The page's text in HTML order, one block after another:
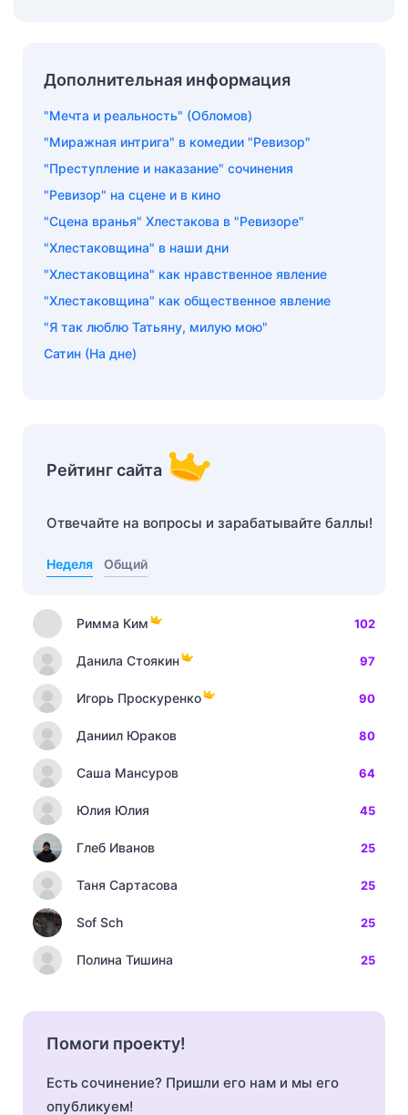
Дополнительная информация
"Мечта и реальность" (Обломов)
"Миражная интрига" в комедии "Ревизор"
"Преступление и наказание" сочинения
"Ревизор" на сцене и в кино
"Сцена вранья" Хлестакова в "Ревизоре"
"Хлестаковщина" в наши дни
"Хлестаковщина" как нравственное явление
"Хлестаковщина" как общественное явление
"Я так люблю Татьяну, милую мою"
Cатин (На дне)
Рейтинг сайта
Отвечайте на вопросы и зарабатывайте баллы!
Неделя Общий
Римма Ким 102
Данила Стоякин 97
Игорь Проскуренко 90
Даниил Юраков 80
Саша Мансуров 64
Юлия Юлия 45
Глеб Иванов 25
Таня Сартасова 25
Sof Sch 25
Полина Тишина 25
Помоги проекту!
Есть сочинение? Пришли его нам и мы его
опубликуем!